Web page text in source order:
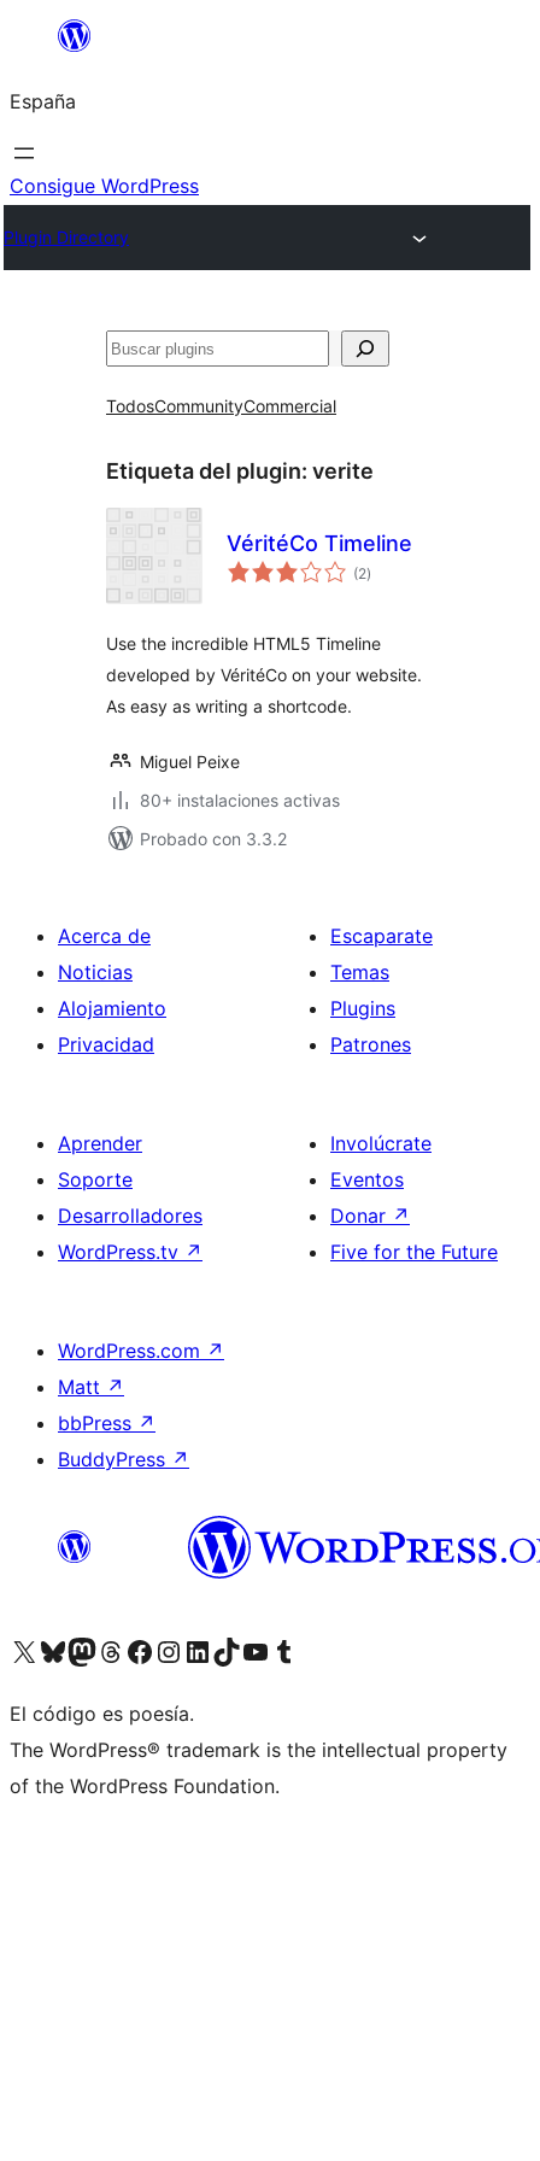
Saltar
contenido
España
Consigue WordPress
Plugin Directory
Buscar
TodosCommunityCommercial
Etiqueta del plugin: verite
VéritéCo Timeline
(2valoraciones
en
)
Use the incredible HTML5 Timeline
developed by VéritéCo on your website.
As easy as writing a shortcode.
Miguel Peixe
80+ instalaciones activas
Probado con 3.3.2
Acerca de
Noticias
Alojamiento
Privacidad
Escaparate
Temas
Plugins
Patrones
Aprender
Soporte
Desarrolladores
WordPress.tv ↗
Involúcrate
Eventos
Donar ↗
Five for the Future
WordPress.com ↗
Matt ↗
bbPress ↗
BuddyPress ↗
Visita nuestra cuenta de X (anteriormente Twitter)
Visita nuestra cuenta de Bluesky
Visita nuestra cuenta de Mastodon
Visita nuestra cuenta de Threads
Visita nuestra página de Facebook
Visita nuestra cuenta de Instagram
Visita nuestra cuenta de LinkedIn
Visita nuestra cuenta de TikTok
Visita nuestro canal de YouTube
Visita nuestra cuenta de Tumblr
El código es poesía.
The WordPress® trademark is the intellectual property
of the WordPress Foundation.